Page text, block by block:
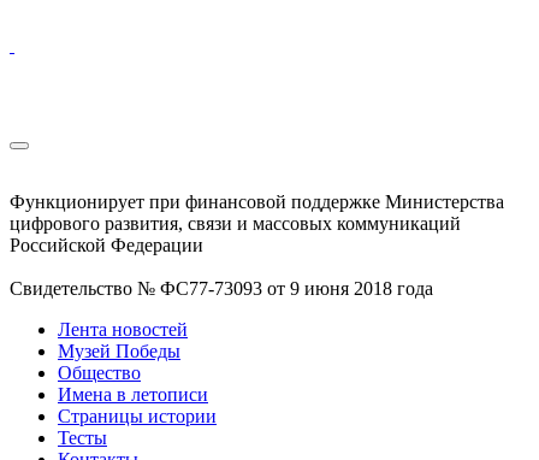
Функционирует при финансовой поддержке Министерства
цифрового развития, связи и массовых коммуникаций
Российской Федерации
Свидетельство № ФС77-73093 от 9 июня 2018 года
Лента новостей
Музей Победы
Общество
Имена в летописи
Страницы истории
Тесты